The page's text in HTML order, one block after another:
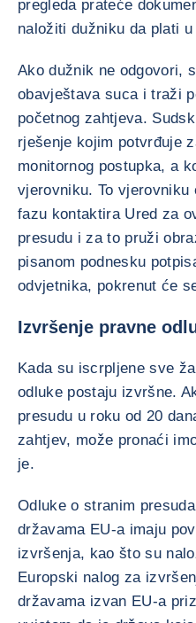
pregleda prateće
naložiti dužniku da plati
Ako dužnik ne odgovori,
obavještava suca i traži
početnog zahtjeva.
rješenje kojim potvrđuje
monitornog postupka, a
vjerovniku. To vjerovniku
fazu kontaktira Ured za
presudu i za to pruži
pisanom podnesku
odvjetnika, pokrenut će
Izvršenje pravne
Kada su iscrpljene sve
odluke postaju izvršne.
presudu u roku od 20
zahtjev, može pronaći
je.
Odluke o stranim
državama EU-a imaju
izvršenja, kao što su
Europski nalog za
državama izvan EU-a